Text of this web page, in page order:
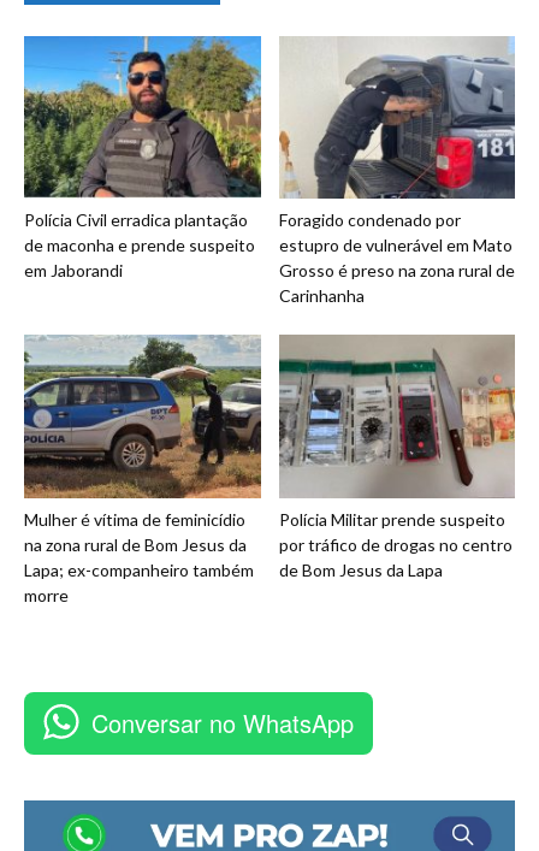
Polícia Civil erradica plantação
de maconha e prende suspeito
em Jaborandi
Foragido condenado por
estupro de vulnerável em Mato
Grosso é preso na zona rural de
Carinhanha
Mulher é vítima de feminicídio
na zona rural de Bom Jesus da
Lapa; ex-companheiro também
morre
Polícia Militar prende suspeito
por tráfico de drogas no centro
de Bom Jesus da Lapa
Conversar no WhatsApp